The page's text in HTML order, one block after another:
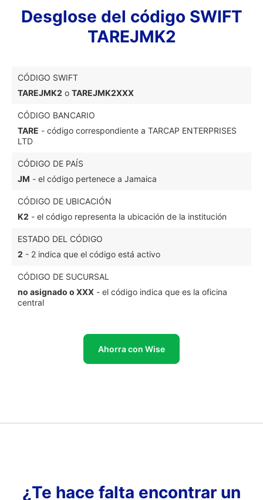
Desglose del código SWIFT
TAREJMK2
CÓDIGO SWIFT
TAREJMK2 o TAREJMK2XXX
CÓDIGO BANCARIO
TARE - código correspondiente a TARCAP ENTERPRISES
LTD
CÓDIGO DE PAÍS
JM - el código pertenece a Jamaica
CÓDIGO DE UBICACIÓN
K2 - el código representa la ubicación de la institución
ESTADO DEL CÓDIGO
2 - 2 indica que el código está activo
CÓDIGO DE SUCURSAL
no asignado o XXX - el código indica que es la oficina
central
Ahorra con Wise
¿Te hace falta encontrar un